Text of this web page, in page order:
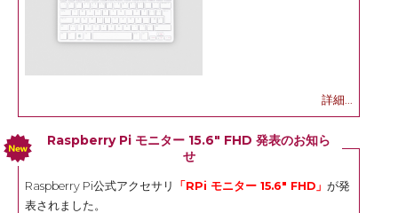
詳細...
Raspberry Pi モニター 15.6" FHD 発表のお知ら
せ
Raspberry Pi公式アクセサリ 「RPi モニター 15.6" FHD」 が発
表されました。